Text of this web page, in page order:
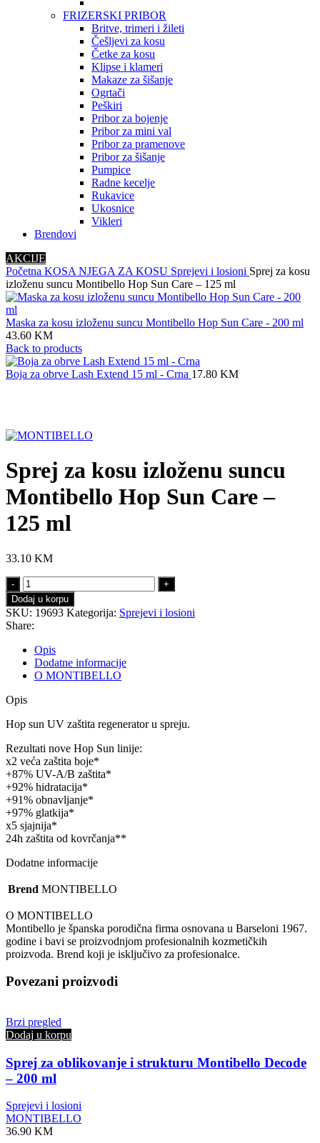
FRIZERSKI PRIBOR
Britve, trimeri i žileti
Češljevi za kosu
Četke za kosu
Klipse i klameri
Makaze za šišanje
Ogrtači
Peškiri
Pribor za bojenje
Pribor za mini val
Pribor za pramenove
Pribor za šišanje
Pumpice
Radne kecelje
Rukavice
Ukosnice
Vikleri
Brendovi
AKCIJE
Početna KOSA NJEGA ZA KOSU Sprejevi i losioni Sprej za kosu
izloženu suncu Montibello Hop Sun Care – 125 ml
Maska za kosu izloženu suncu Montibello Hop Sun Care - 200 ml
43.60 KM
Back to products
Boja za obrve Lash Extend 15 ml - Crna 17.80 KM
Sprej za kosu izloženu suncu
Montibello Hop Sun Care –
125 ml
33.10 KM
Sprej
za
kosu
izloženu
suncu
Montibello
Hop
Sun
Care
-
ml
Dodaj u korpu
SKU: 19693 Kategorija: Sprejevi i losioni
Share:
Opis
Dodatne informacije
O MONTIBELLO
Opis
Hop sun UV zaštita regenerator u spreju.
Rezultati nove Hop Sun linije:
x2 veća zaštita boje*
+87% UV-A/B zaštita*
+92% hidratacija*
+91% obnavljanje*
+97% glatkija*
x5 sjajnija*
24h zaštita od kovrčanja**
Dodatne informacije
Brend MONTIBELLO
O MONTIBELLO
Montibello je španska porodična firma osnovana u Barseloni 1967.
godine i bavi se proizvodnjom profesionalnih kozmetičkih
proizvoda. Brend koji je isključivo za profesionalce.
Povezani proizvodi
Brzi pregled
Dodaj u korpu
Sprej za oblikovanje i strukturu Montibello Decode
– 200 ml
Sprejevi i losioni
MONTIBELLO
36.90 KM